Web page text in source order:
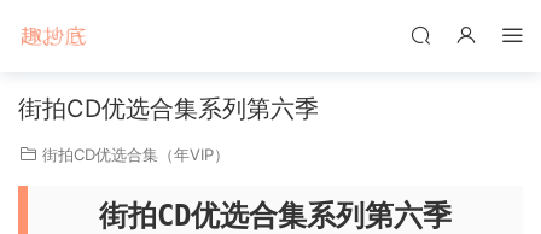
街拍CD优选合集系列第六季
街拍CD优选合集（年VIP）
街拍CD优选合集系列第六季